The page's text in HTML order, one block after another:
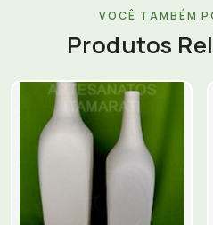
VOCÊ TAMBÉM
Produtos